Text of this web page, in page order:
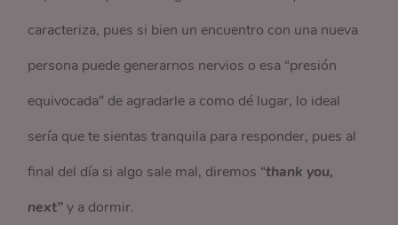
caracteriza, pues si bien un encuentro con una nueva
persona puede generarnos nervios o esa “presión
equivocada” de agradarle a como dé lugar, lo ideal
sería que te sientas tranquila para responder, pues al
final del día si algo sale mal, diremos “thank you,
next”y a dormir.